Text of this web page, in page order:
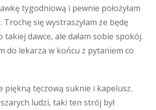
tygodniową i pewnie położyłam
Trochę się wystraszyłam że będę
takiej dawce, ale dałam sobie spokój.
do lekarza w końcu z pytaniem co
piękną tęczową suknie i kapelusz.
ludzi, taki ten strój był